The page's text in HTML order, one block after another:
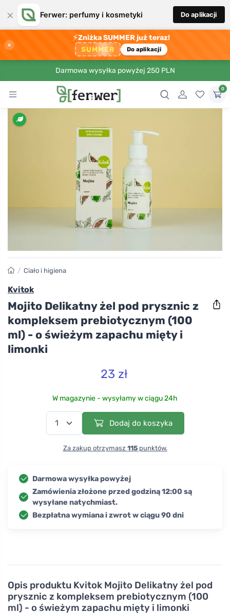
× Ferwer: perfumy i kosmetyki Do aplikacji
×
⚡Zniżka SUMMER już teraz!
SUMMER Do aplikacji
Darmowa wysyłka powyżej 250 PLN
0
Opis produktu Kvitok Mojito Delikatny żel pod
prysznic z kompleksem prebiotycznym (100
ml) - o świeżym zapachu mięty i limonki
/ Ciało i higiena
Kvitok
Mojito Delikatny żel pod prysznic z
kompleksem prebiotycznym (100
ml) - o świeżym zapachu mięty i
limonki
23 zł
W magazynie - wysyłamy w ciągu 24h
Dodaj do koszyka
Za zakup otrzymasz 115punktów.
Darmowa wysyłka powyżej
Zamówienia złożone przed godziną 12:00 są
wysyłane natychmiast.
Bezpłatna wymiana i zwrot w ciągu 90 dni